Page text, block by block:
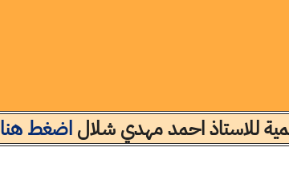
للاستاذ احمد مهدي شلالاضغط هنا